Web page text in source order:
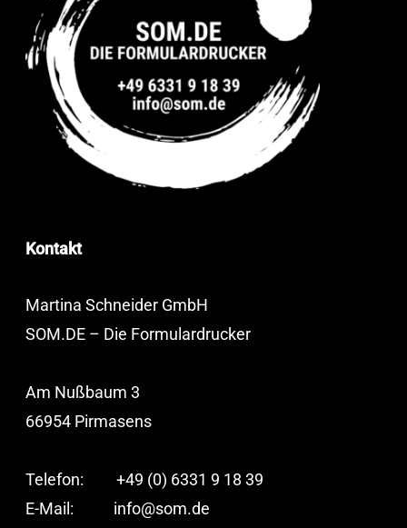
Kontakt
Martina Schneider GmbH
SOM.DE – Die Formulardrucker
Am Nußbaum 3
66954 Pirmasens
Telefon: +49 (0) 6331 9 18 39
E-Mail: info@som.de